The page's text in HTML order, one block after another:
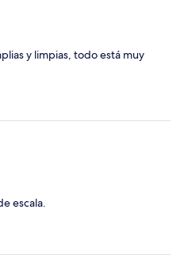
y limpias, todo está muy
escala.